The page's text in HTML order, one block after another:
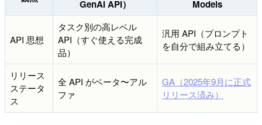
GenAI API）
Models
API 思想
タスク別の高レベル
API（すぐ使える完成
品）
汎用 API（プロンプト
を自分で組み立てる）
リリース
ステータ
ス
全 API がベータ〜アル
ファ
GA（2025年9月に正式
リリース済み）